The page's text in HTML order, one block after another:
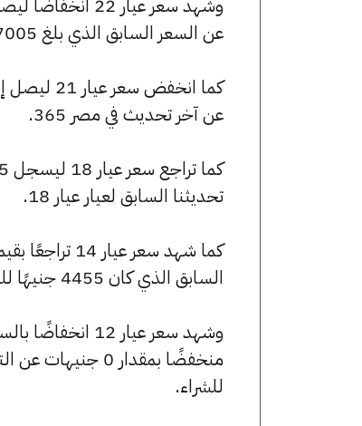
عن السعر السابق الذي بلغ 7005 جنيهًا للبيع و6940 جنيهًا للشراء.
عن آخر تحديث في مصر 365.
تحديثنا السابق لعيار عيار 18.
السابق الذي كان 4455 جنيهًا للبيع و4415 جنيهًا للشراء.
للشراء.